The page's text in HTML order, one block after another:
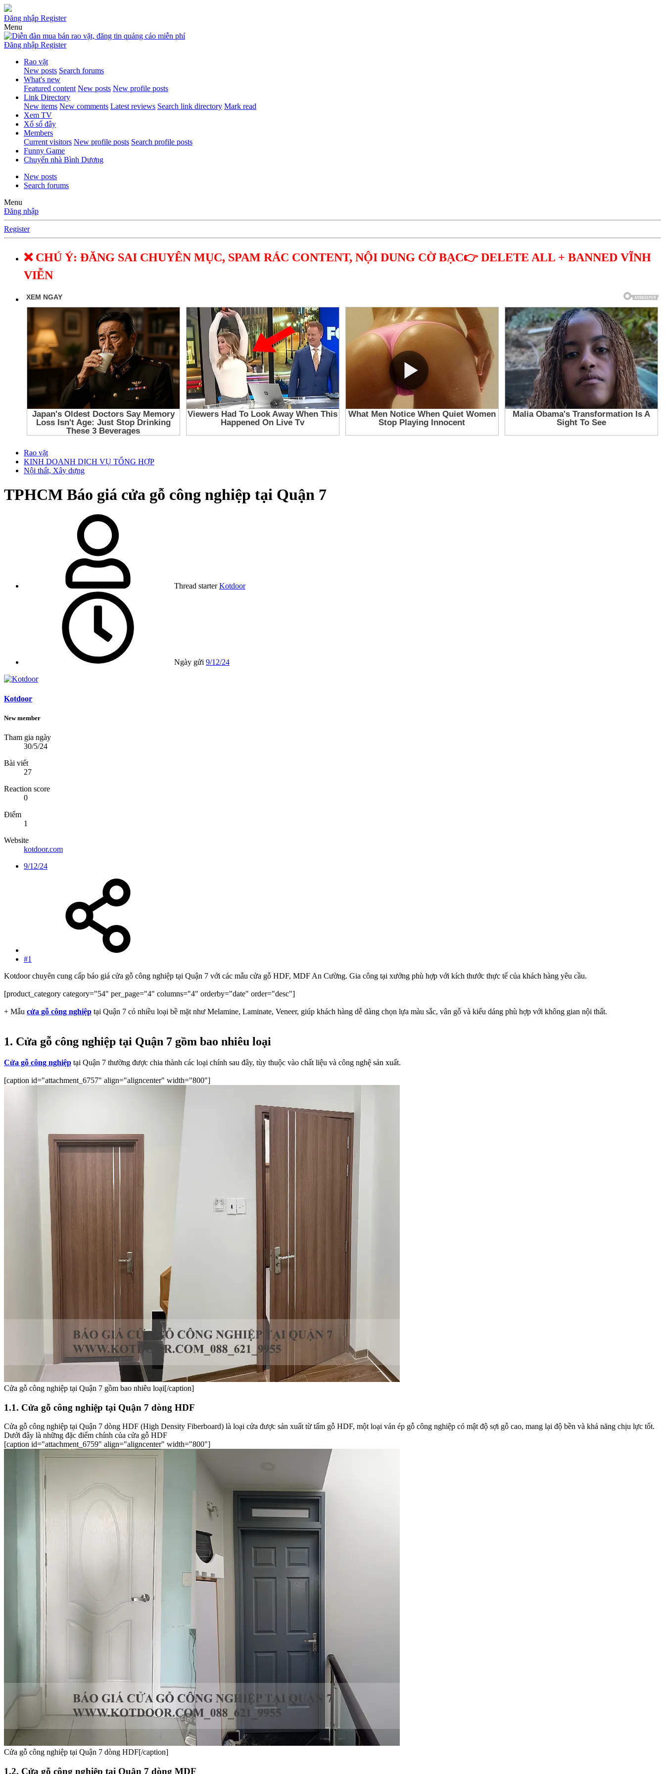
Đăng nhập Register
Menu
Đăng nhập Register
Rao vặt
New posts Search forums
What's new
Featured content New posts New profile posts
Link Directory
New items New comments Latest reviews Search link directory Mark read
Xem TV
Xổ số đây
Members
Current visitors New profile posts Search profile posts
Funny Game
Chuyển nhà Bình Dương
New posts
Search forums
Menu
Đăng nhập
Register
❌ CHÚ Ý: ĐĂNG SAI CHUYÊN MỤC, SPAM RÁC CONTENT, NỘI DUNG CỜ BẠC👉 DELETE ALL + BANNED VĨNH
VIỄN
Rao vặt
KINH DOANH DỊCH VỤ TỔNG HỢP
Nội thất, Xây dựng
TPHCM Báo giá cửa gỗ công nghiệp tại Quận 7
Thread starter Kotdoor
Ngày gửi 9/12/24
Kotdoor
New member
Tham gia ngày
30/5/24
Bài viết
27
Reaction score
0
Điểm
1
Website
kotdoor.com
9/12/24
#1
Kotdoor chuyên cung cấp báo giá cửa gỗ công nghiệp tại Quận 7 với các mẫu cửa gỗ HDF, MDF An Cường. Gia công tại xưởng phù hợp với kích thước thực tế của khách hàng yêu cầu.
[product_category category="54" per_page="4" columns="4" orderby="date" order="desc"]
+ Mẫu cửa gỗ công nghiệp tại Quận 7 có nhiều loại bề mặt như Melamine, Laminate, Veneer, giúp khách hàng dễ dàng chọn lựa màu sắc, vân gỗ và kiểu dáng phù hợp với không gian nội thất.
1. Cửa gỗ công nghiệp tại Quận 7 gồm bao nhiêu loại
Cửa gỗ công nghiệp tại Quận 7 thường được chia thành các loại chính sau đây, tùy thuộc vào chất liệu và công nghệ sản xuất.
[caption id="attachment_6757" align="aligncenter" width="800"]
Cửa gỗ công nghiệp tại Quận 7 gồm bao nhiêu loại[/caption]
1.1. Cửa gỗ công nghiệp tại Quận 7 dòng HDF
Cửa gỗ công nghiệp tại Quận 7 dòng HDF (High Density Fiberboard) là loại cửa được sản xuất từ tấm gỗ HDF, một loại ván ép gỗ công nghiệp có mật độ sợi gỗ cao, mang lại độ bền và khả năng chịu lực tốt.
Dưới đây là những đặc điểm chính của cửa gỗ HDF
[caption id="attachment_6759" align="aligncenter" width="800"]
Cửa gỗ công nghiệp tại Quận 7 dòng HDF[/caption]
1.2. Cửa gỗ công nghiệp tại Quận 7 dòng MDF